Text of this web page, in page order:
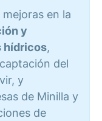
en la
y
hídricos,
del
y
de Minilla y
de